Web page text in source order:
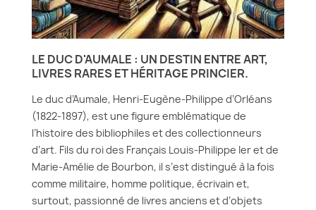
LE DUC D'AUMALE : UN DESTIN ENTRE ART,
LIVRES RARES ET HÉRITAGE PRINCIER.
Le duc d’Aumale, Henri-Eugène-Philippe d’Orléans
(1822-1897), est une figure emblématique de
l’histoire des bibliophiles et des collectionneurs
d’art. Fils du roi des Français Louis-Philippe Ier et de
Marie-Amélie de Bourbon, il s’est distingué à la fois
comme militaire, homme politique, écrivain et,
surtout, passionné de livres anciens et d’objets